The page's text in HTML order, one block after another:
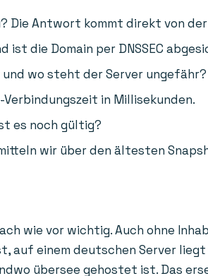
Die Antwort kommt direkt von der
ist die Domain per DNSSEC
wo steht der Server ungefähr?
in Millisekunden.
es noch gültig?
wir über den ältesten
wie vor wichtig. Auch ohne
auf einem deutschen Server
übersee gehostet ist. Das